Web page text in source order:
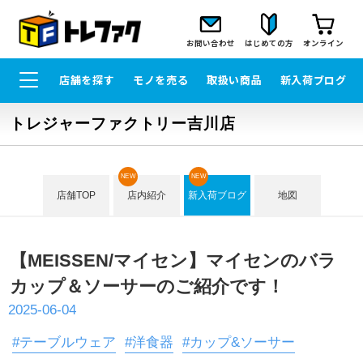
お問い合わせ はじめての方 オンライン
店舗を探す モノを売る 取扱い商品 新入荷ブログ
トレジャーファクトリー吉川店
店舗TOP 店内紹介
NEW
新入荷ブログ
NEW
地図
【MEISSEN/マイセン】マイセンのバラ
カップ＆ソーサーのご紹介です！
2025-06-04
#テーブルウェア #洋食器
#カップ&ソーサー